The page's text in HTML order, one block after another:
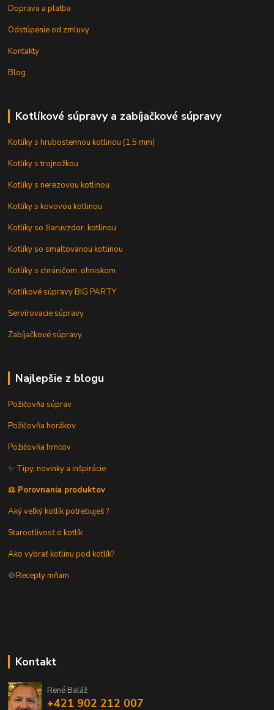
Doprava a platba
Odstúpenie od zmluvy
Kontakty
Blog
Kotlíkové súpravy a zabíjačkové súpravy
Kotlíky s hrubostennou kotlinou (1,5 mm)
Kotlíky s trojnožkou
Kotlíky s nerezovou kotlinou
Kotlíky s kovovou kotlinou
Kotlíky so žiaruvzdor. kotlinou
Kotlíky so smaltovanou kotlinou
Kotlíky s chráničom, ohniskom
Kotlíkové súpravy BIG PARTY
Servírovacie súpravy
Zabíjačkové súpravy
Najlepšie z blogu
Požičovňa súprav
Požičovňa horákov
Požičovňa hrncov
✨ Tipy, novinky a inšpirácie
⚖️ Porovnania produktov
Aký veľký kotlík potrebuješ ?
Starostlivosť o kotlík
Ako vybrať kotlinu pod kotlík?
🍲Recepty mňam
Kontakt
René Baláž
+421 902 212 007